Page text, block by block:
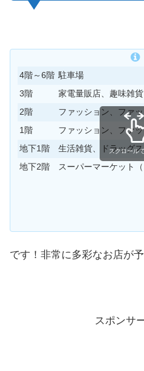
4階～6階 駐車場
3階
家電量販店、趣味雑
2階
ファッション、ファ
1階
ファッション、ファ
地下1階
生活雑貨、ドラッグ
地下2階
スーパーマーケット（
スクロール
です！非常に多彩なお店が
スポンサ